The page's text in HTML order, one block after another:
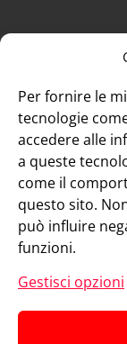
Per fornire le
tecnologie
accedere alle
a queste
come il
questo sito.
può influire
funzioni.
Gestisci opzioni